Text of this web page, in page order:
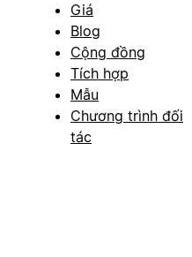
Giá
Blog
Cộng đồng
Tích hợp
Mẫu
Chương trình đối
tác